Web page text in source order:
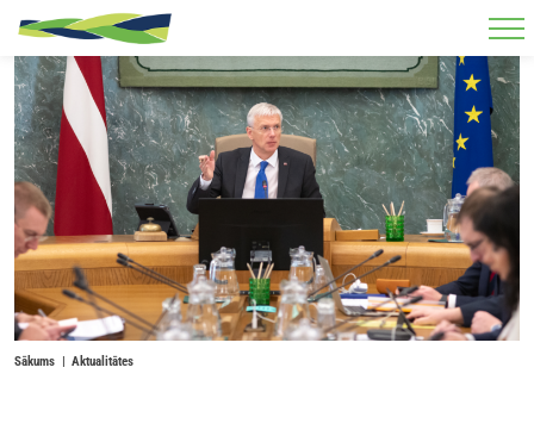
Skip to main content
Sākums Aktualitātes